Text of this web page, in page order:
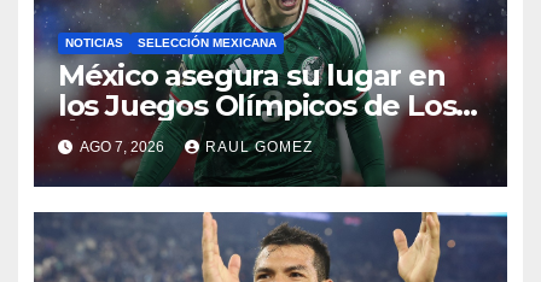
NOTICIAS SELECCIÓN MEXICANA
México asegura su lugar en
los Juegos Olímpicos de Los
Ángeles 2028
AGO 7, 2026 RAUL GOMEZ